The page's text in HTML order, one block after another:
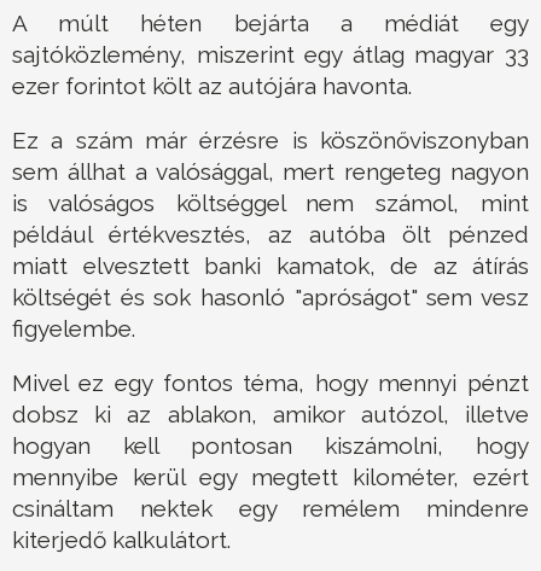
A múlt héten bejárta a médiát egy
sajtóközlemény, miszerint egy átlag magyar 33
ezer forintot költ az autójára havonta.
Ez a szám már érzésre is köszönőviszonyban
sem állhat a valósággal, mert rengeteg nagyon
is valóságos költséggel nem számol, mint
például értékvesztés, az autóba ölt pénzed
miatt elvesztett banki kamatok, de az átírás
költségét és sok hasonló "apróságot" sem vesz
figyelembe.
Mivel ez egy fontos téma, hogy mennyi pénzt
dobsz ki az ablakon, amikor autózol, illetve
hogyan kell pontosan kiszámolni, hogy
mennyibe kerül egy megtett kilométer, ezért
csináltam nektek egy remélem mindenre
kiterjedő kalkulátort.